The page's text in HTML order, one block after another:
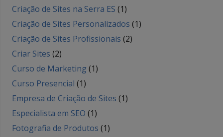
Criação de Sites na Serra ES (1)
Criação de Sites Personalizados (1)
Criação de Sites Profissionais (2)
Criar Sites (2)
Curso de Marketing (1)
Curso Presencial (1)
Empresa de Criação de Sites (1)
Especialista em SEO (1)
Fotografia de Produtos (1)